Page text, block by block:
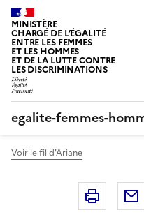
Panneau de gestion des
MINISTÈRE
CHARGÉ DE L’ÉGALITÉ
ENTRE LES FEMMES
ET LES HOMMES
ET DE LA LUTTE CONTRE
LES DISCRIMINATIONS
egalite-femmes-
Voir le fil d'Ariane